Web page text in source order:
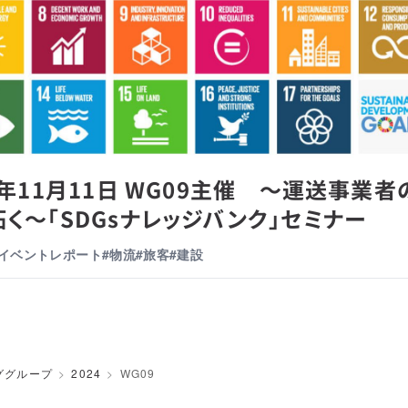
11月11日 WG09主催 ～運送事業者
～「SDGsナレッジバンク」セミナー
ベントレポート#物流#旅客#建設
グループ 2024 WG09